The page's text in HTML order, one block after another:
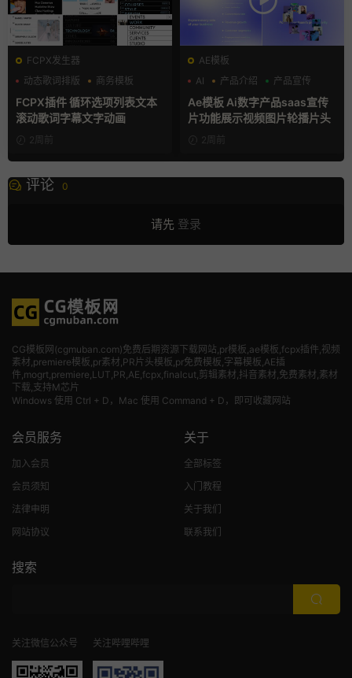
FCPX发生器
动态歌词排版
商务模板
字幕模板
FCPX插件 循环选项列表文本
滚动歌词字幕文字动画
2周前
AE模板
AI
产品介绍 产品宣传
Ae模板 Ai数字产品saas宣传
片功能展示视频图片轮播片头
2周前
评论 0
请先 登录
CG模板网(cgmuban.com)免费后期资源下载网站,pr模板,ae模板,fcpx插件,视频
素材 ,premiere模板,pr素材,PR片头模板,pr免费模板,字幕模板,AE插
件,mogrt,premiere,LUT,PR,AE,fcpx,finalcut,剪辑素材,抖音素材,免费素材,素材
下载,支持M芯片
Windows 使用 Ctrl + D，Mac 使用 Command + D，即可收藏网站
会员服务
加入会员
会员须知
法律申明
网站协议
关于
全部标签
入门教程
关于我们
联系我们
搜索
关注微信公众号 关注哔哩哔哩